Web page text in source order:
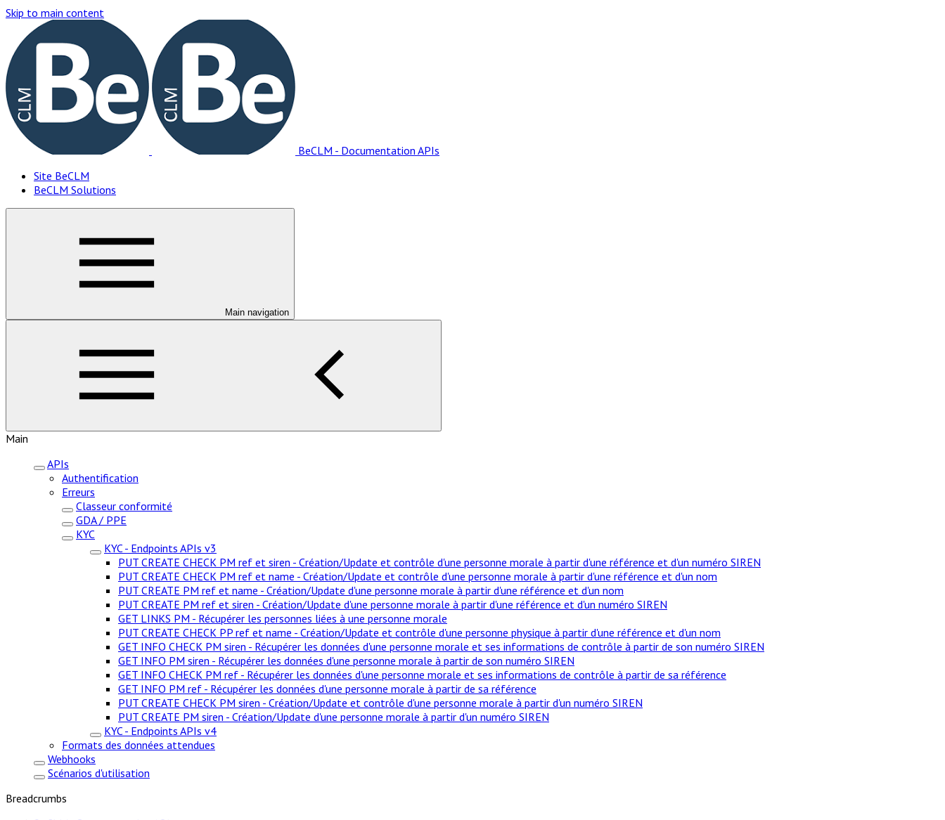
Skip to main content
BeCLM - Documentation APIs
Site BeCLM
BeCLM Solutions
Main navigation
Main
APIs
Authentification
Erreurs
Classeur conformité
GDA / PPE
KYC
KYC - Endpoints APIs v3
PUT CREATE CHECK PM ref et siren - Création/Update et contrôle d'une personne morale à partir d'une référence et d'un numéro SIREN
PUT CREATE CHECK PM ref et name - Création/Update et contrôle d'une personne morale à partir d'une référence et d'un nom
PUT CREATE PM ref et name - Création/Update d'une personne morale à partir d'une référence et d'un nom
PUT CREATE PM ref et siren - Création/Update d'une personne morale à partir d'une référence et d'un numéro SIREN
GET LINKS PM - Récupérer les personnes liées à une personne morale
PUT CREATE CHECK PP ref et name - Création/Update et contrôle d'une personne physique à partir d'une référence et d'un nom
GET INFO CHECK PM siren - Récupérer les données d'une personne morale et ses informations de contrôle à partir de son numéro SIREN
GET INFO PM siren - Récupérer les données d'une personne morale à partir de son numéro SIREN
GET INFO CHECK PM ref - Récupérer les données d'une personne morale et ses informations de contrôle à partir de sa référence
GET INFO PM ref - Récupérer les données d'une personne morale à partir de sa référence
PUT CREATE CHECK PM siren - Création/Update et contrôle d'une personne morale à partir d'un numéro SIREN
PUT CREATE PM siren - Création/Update d'une personne morale à partir d'un numéro SIREN
KYC - Endpoints APIs v4
Formats des données attendues
Webhooks
Scénarios d'utilisation
Breadcrumbs